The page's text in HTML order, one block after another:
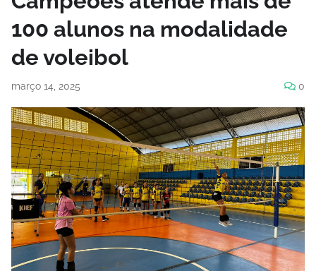
100 alunos na modalidade
de voleibol
março 14, 2025 0